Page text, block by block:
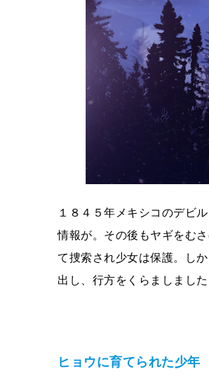
１８４５年メキシコのデビ
情報が。その後もヤギをむ
て捜索され少女は保護。し
出し、行方をくらましました
ヒョウに育てられた少年